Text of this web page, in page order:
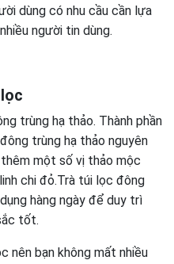
dùng có nhu cầu cần lựa
người tin dùng.
trùng hạ thảo. Thành phần
trùng hạ thảo nguyên
một số vị thảo mộc
chi đỏ.Trà túi lọc đông
hàng ngày để duy trì
tốt.
nên bạn không mất nhiều